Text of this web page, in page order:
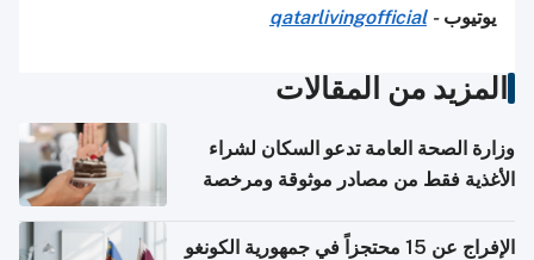
يوتيوب-
qatarlivingofficial
المزيد من المقالات
وزارة الصحة العامة تدعو السكان لشراء
الأغذية فقط من مصادر موثوقة ومرخصة
الإفراج عن 15 محتجزاً في جمهورية الكونغو